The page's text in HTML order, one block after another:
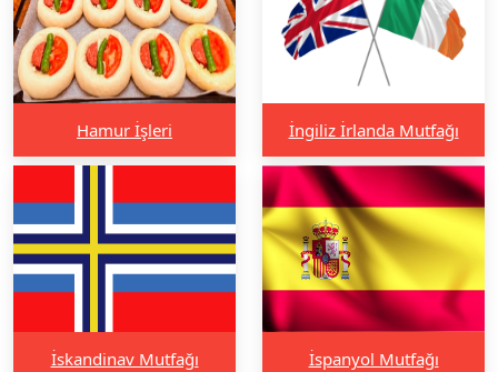
Hamur İşleri İngiliz İrlanda Mutfağı
İskandinav Mutfağı İspanyol Mutfağı